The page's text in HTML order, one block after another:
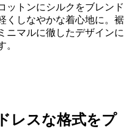
ットンにシルクをブレンド
くしなやかな着心地に。裾
ニマルに徹したデザインに
。
レスな格式をプ